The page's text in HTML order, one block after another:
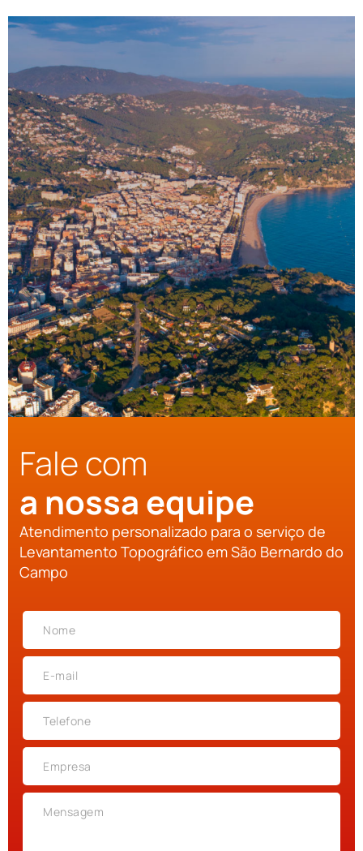
Fale com
a nossa equipe
Atendimento personalizado para o serviço de
Levantamento Topográfico em São Bernardo do
Campo